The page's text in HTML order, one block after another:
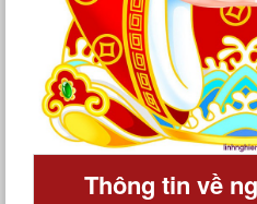
Thông tin về